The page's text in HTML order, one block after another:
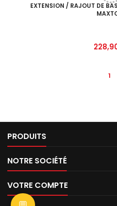
EXTENSION / RAJOUT DE
Prix
1
PRODUITS
NOTRE SOCIÉTÉ
VOTRE COMPTE